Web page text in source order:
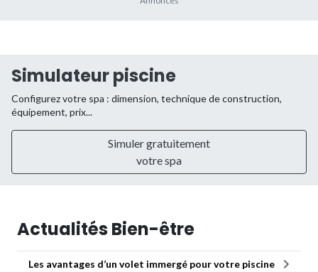
Simulateur piscine
Configurez votre spa : dimension, technique de construction,
équipement, prix...
Simuler gratuitement
votre spa
Actualités Bien-être
Les avantages d’un volet immergé pour votre piscine